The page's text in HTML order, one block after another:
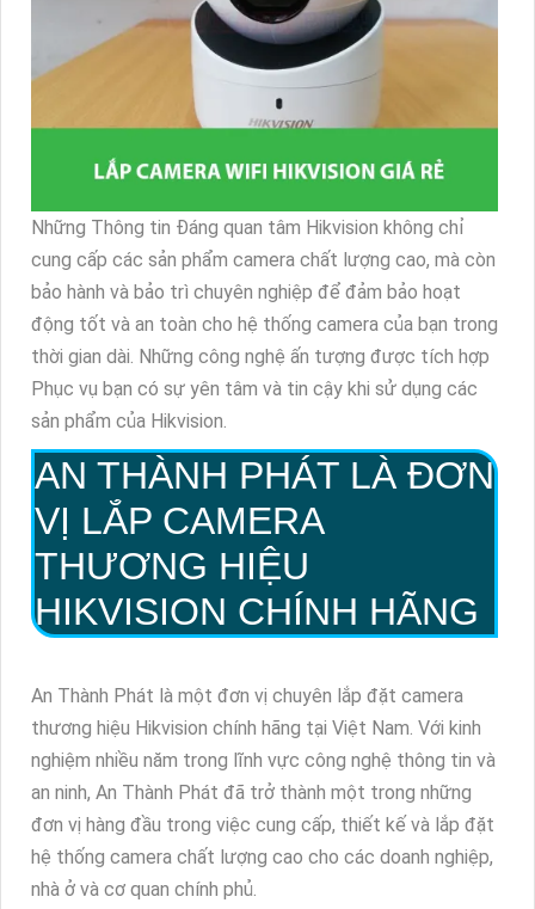
Những Thông tin Đáng quan tâm Hikvision không chỉ
cung cấp các sản phẩm camera chất lượng cao, mà còn
bảo hành và bảo trì chuyên nghiệp để đảm bảo hoạt
động tốt và an toàn cho hệ thống camera của bạn trong
thời gian dài. Những công nghệ ấn tượng được tích hợp
Phục vụ bạn có sự yên tâm và tin cậy khi sử dụng các
sản phẩm của Hikvision.
AN THÀNH PHÁT LÀ ĐƠN
VỊ LẮP CAMERA
THƯƠNG HIỆU
HIKVISION CHÍNH HÃNG
An Thành Phát là một đơn vị chuyên lắp đặt camera
thương hiệu Hikvision chính hãng tại Việt Nam. Với kinh
nghiệm nhiều năm trong lĩnh vực công nghệ thông tin và
an ninh, An Thành Phát đã trở thành một trong những
đơn vị hàng đầu trong việc cung cấp, thiết kế và lắp đặt
hệ thống camera chất lượng cao cho các doanh nghiệp,
nhà ở và cơ quan chính phủ.